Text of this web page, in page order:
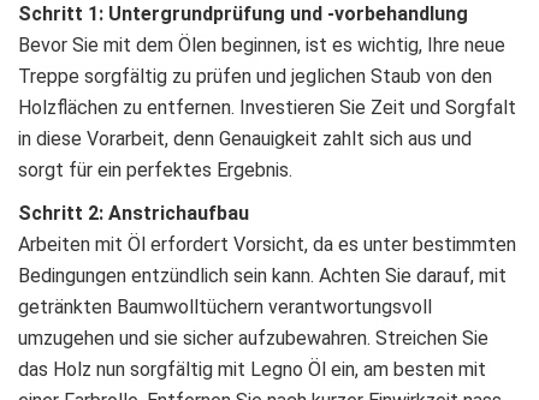
Schritt 1: Untergrundprüfung und -vorbehandlung
Bevor Sie mit dem Ölen beginnen, ist es wichtig, Ihre neue
Treppe sorgfältig zu prüfen und jeglichen Staub von den
Holzflächen zu entfernen. Investieren Sie Zeit und Sorgfalt
in diese Vorarbeit, denn Genauigkeit zahlt sich aus und
sorgt für ein perfektes Ergebnis.
Schritt 2: Anstrichaufbau
Arbeiten mit Öl erfordert Vorsicht, da es unter bestimmten
Bedingungen entzündlich sein kann. Achten Sie darauf, mit
getränkten Baumwolltüchern verantwortungsvoll
umzugehen und sie sicher aufzubewahren. Streichen Sie
das Holz nun sorgfältig mit Legno Öl ein, am besten mit